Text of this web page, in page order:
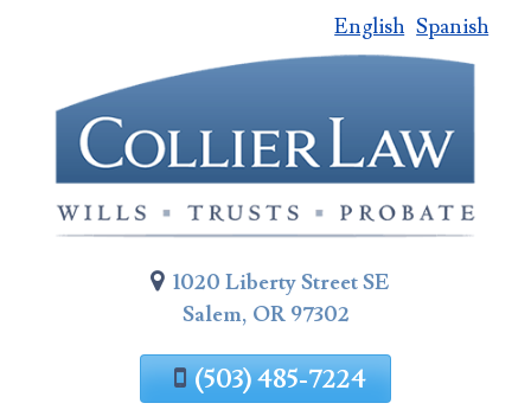
contenido
de
página
English Spanish
1020 Liberty Street SE
Salem, OR 97302
(503) 485-7224